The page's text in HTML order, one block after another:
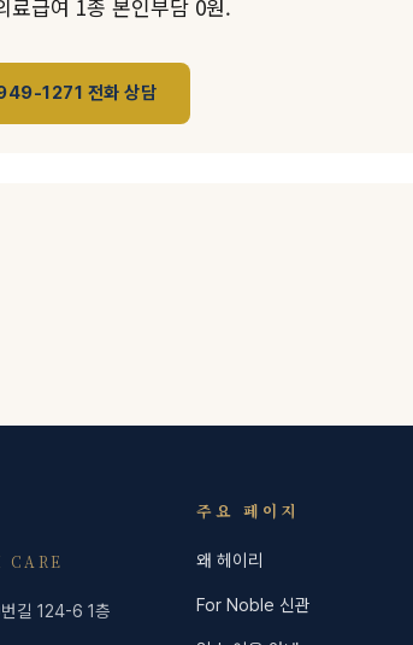
료급여 1종 본인부담 0원.
1271 전화 상담
CARE
길 124-6 1층
주요 페이지
왜 헤이리
For Noble 신관